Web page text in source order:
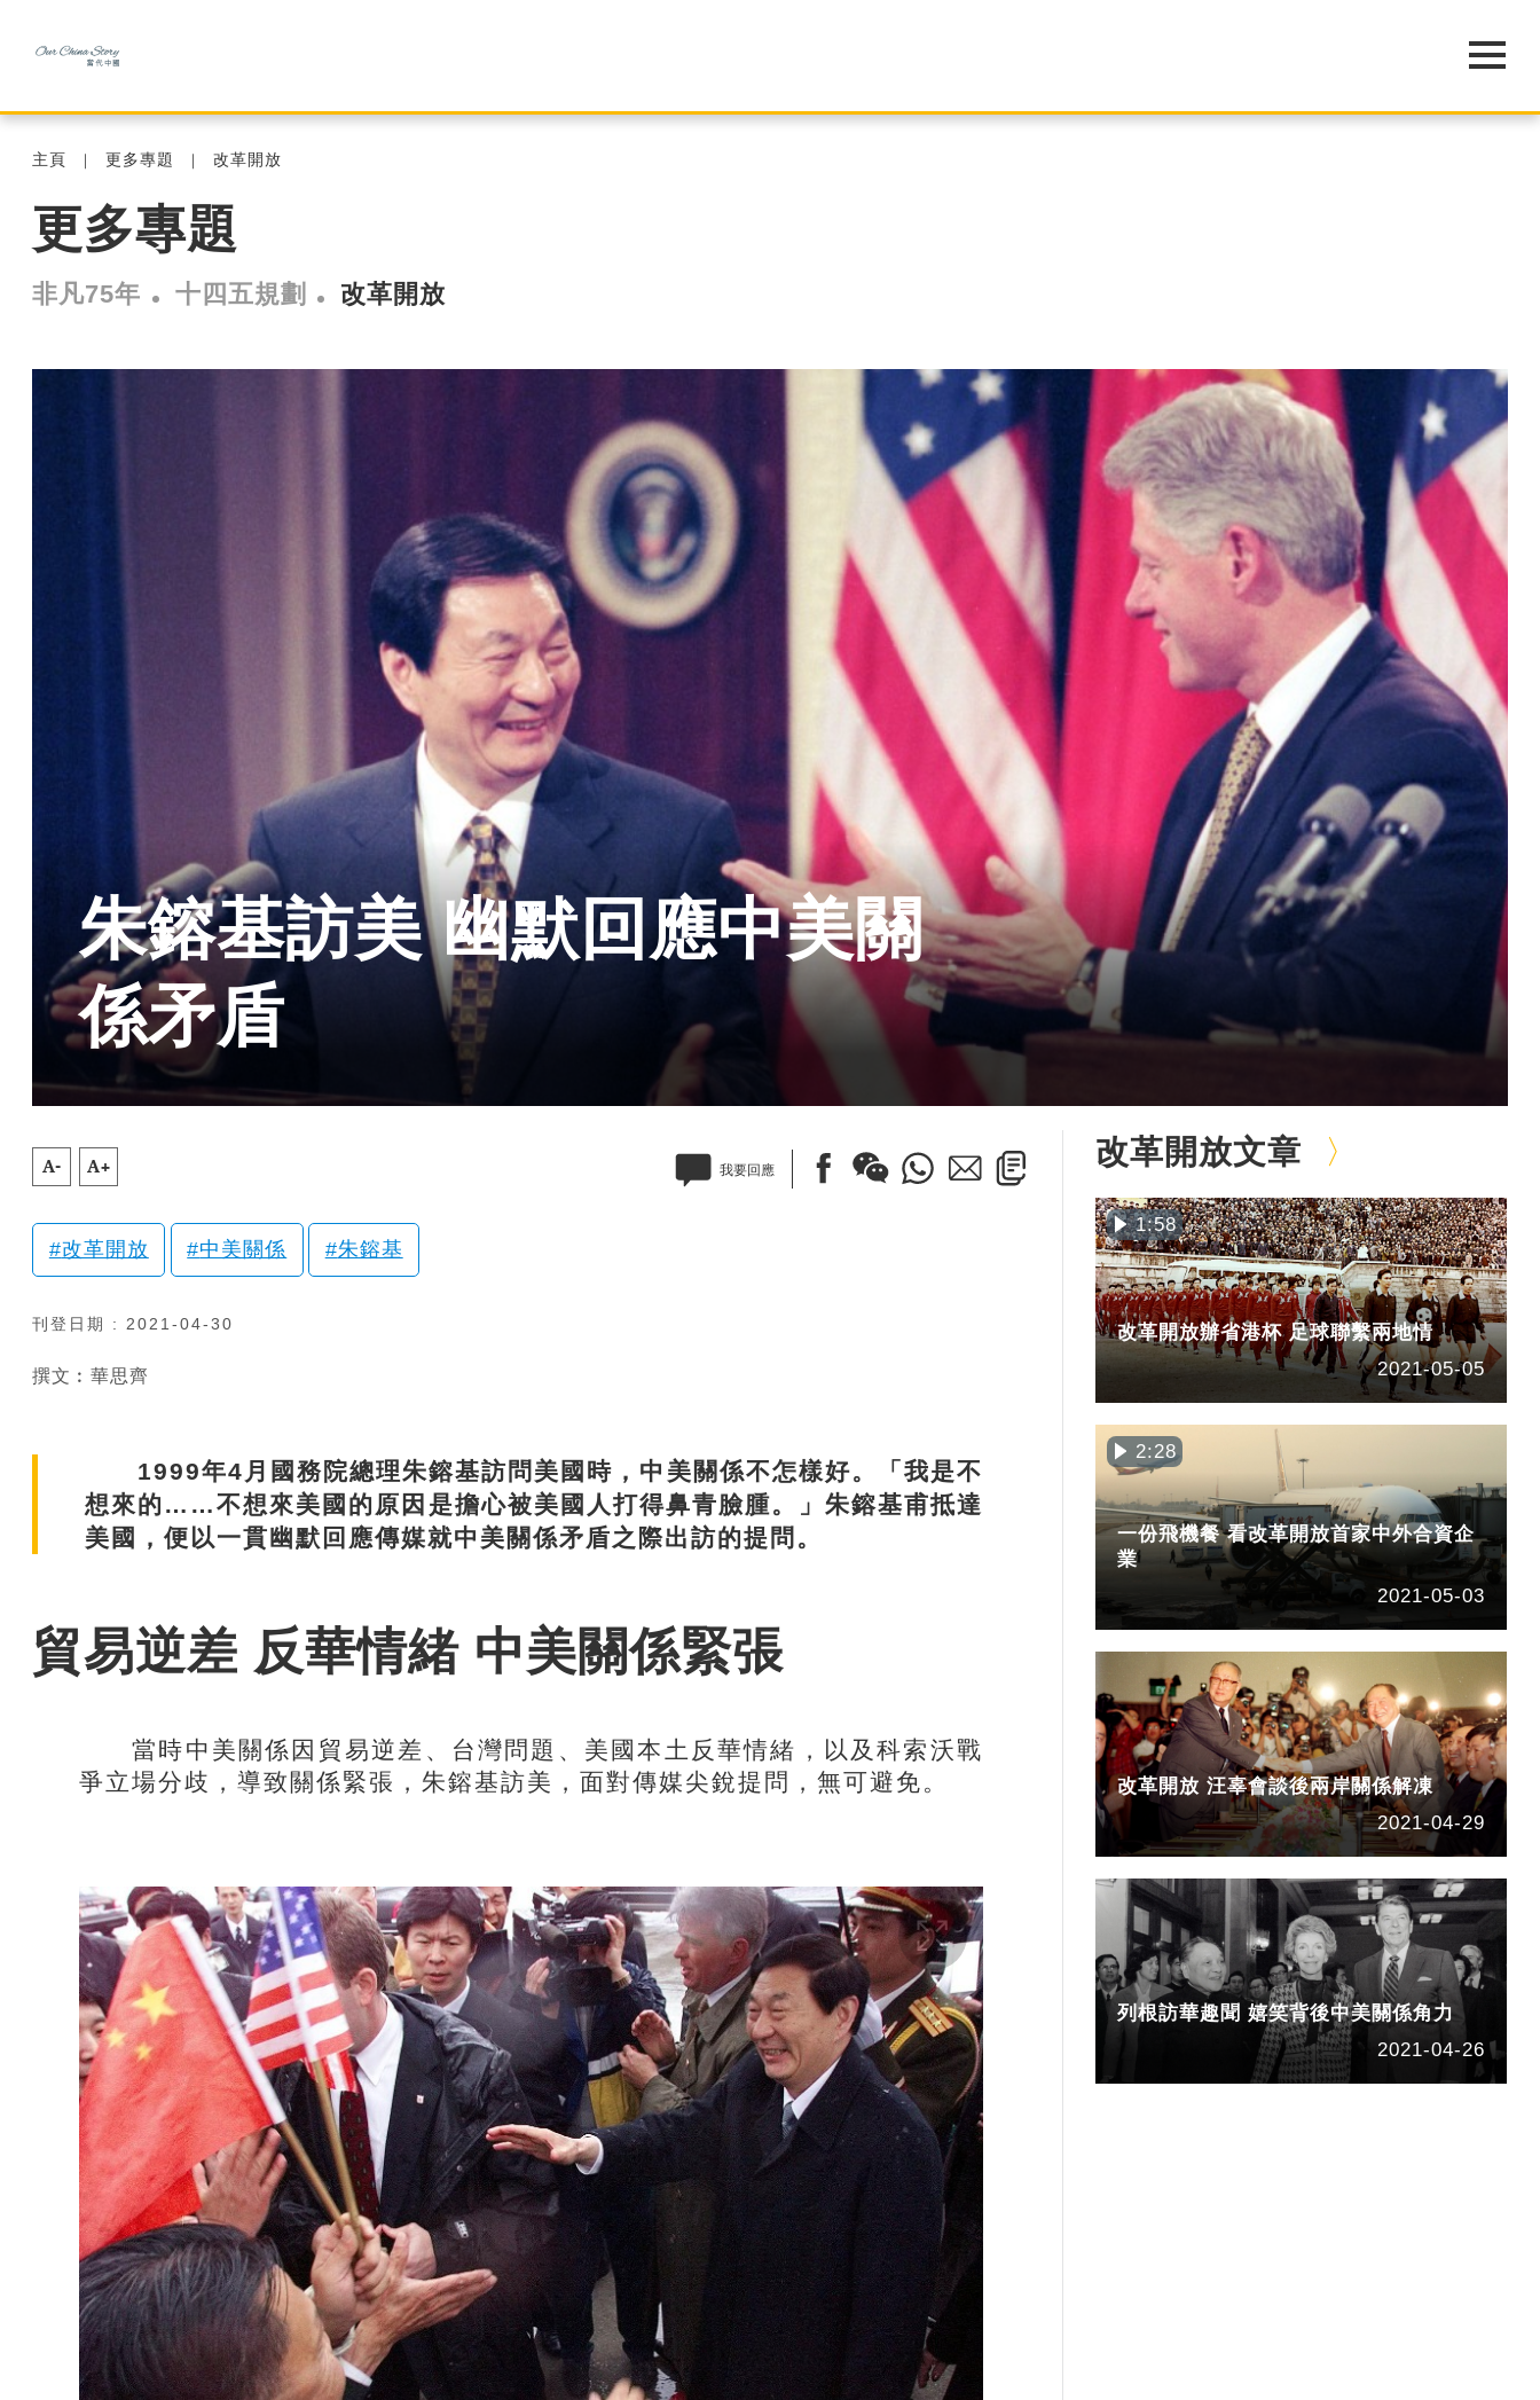
主頁 更多專題 改革開放
更多專題
非凡75年 十四五規劃 改革開放
朱鎔基訪美 幽默回應中美關
係矛盾
A- A+ 我要回應
改革開放 中美關係 朱鎔基
刊登日期 : 2021-04-30
撰文︰華思齊
1999年4月國務院總理朱鎔基訪問美國時，中美關係不怎樣好。「我是不
想來的……不想來美國的原因是擔心被美國人打得鼻青臉腫。」朱鎔基甫抵達
美國，便以一貫幽默回應傳媒就中美關係矛盾之際出訪的提問。
貿易逆差 反華情緒 中美關係緊張
當時中美關係因貿易逆差、台灣問題、美國本土反華情緒，以及科索沃戰
爭立場分歧，導致關係緊張，朱鎔基訪美，面對傳媒尖銳提問，無可避免。
改革開放文章
1:58
改革開放辦省港杯 足球聯繫兩地情
2021-05-05
2:28
一份飛機餐 看改革開放首家中外合資企
業
2021-05-03
改革開放 汪辜會談後兩岸關係解凍
2021-04-29
列根訪華趣聞 嬉笑背後中美關係角力
2021-04-26